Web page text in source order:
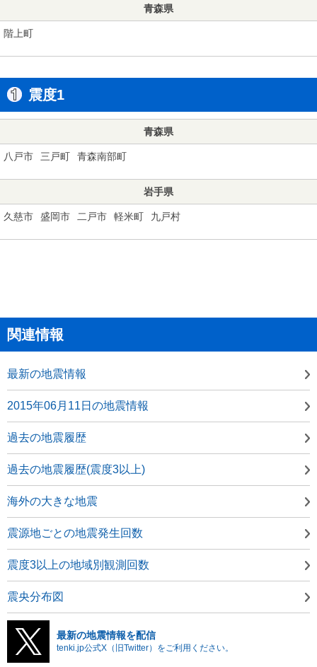
青森県
階上町
震度1
青森県
八戸市 三戸町 青森南部町
岩手県
久慈市 盛岡市 二戸市 軽米町 九戸村
関連情報
最新の地震情報
2015年06月11日の地震情報
過去の地震履歴
過去の地震履歴(震度3以上)
海外の大きな地震
震源地ごとの地震発生回数
震度3以上の地域別観測回数
震央分布図
最新の地震情報を配信
tenki.jp公式X（旧Twitter）をご利用ください。